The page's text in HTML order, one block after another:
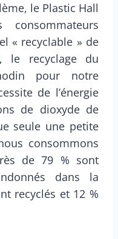
le Plastic Hall
« recyclable » de
le recyclage du
pour notre
de l’énergie
de dioxyde de
seule une petite
consommons
de 79 % sont
dans la
recyclés et 12 %